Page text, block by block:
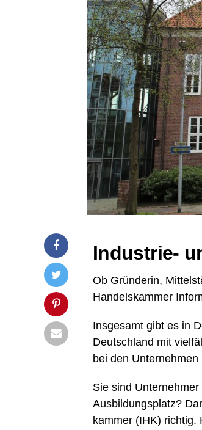
Indus­trie-
Ob Grün­de­rin,
Han­dels­kam­mer
Ins­ge­samt gibt es in
Deutsch­land mit
bei den
Sie sind
Aus­bil­dungs­platz?
kam­mer (IHK) rich­tig.